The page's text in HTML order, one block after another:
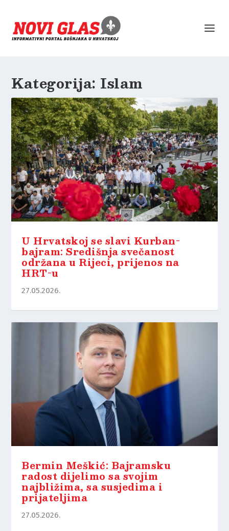
Kategorija: Islam
U Hrvatskoj se slavi Kurban-
bajram: Središnja svečanost
održana u Rijeci, prijenos na
HRT-u
27.05.2026.
Bermin Meškić: Bajramsku
radost dijelimo sa svojim
najbližima, sa susjedima i
prijateljima
27.05.2026.